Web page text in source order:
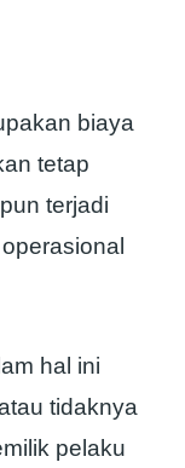
biaya
tetap
terjadi
hal ini
tidaknya
pelaku